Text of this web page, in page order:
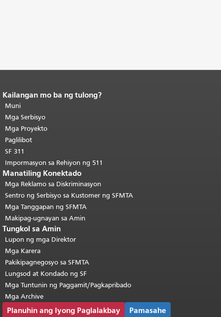
Katapusan ng nilalaman ng
pahina.
pahinang ito ay nauulit sa bawat
pahina.Bumalik sa tuktok ng
pangunahing nilalaman
Kailangan mo ba ng tulong?
Muni
Mga Serbisyo
Mga Proyekto
Paglilibot
SF 311
Impormasyon sa Rehiyon ng 511
Manatiling Konektado
Mga Reklamo sa Diskriminasyon
Sentro ng Serbisyo sa Kustomer ng SFMTA
Mga Tanggapan ng SFMTA
Makipag-ugnayan sa Amin
Tungkol sa Amin
Lupon ng mga Direktor
Mga Karera
Pakikipagnegosyo sa SFMTA
Lungsod at Kondado ng SF
Mga Tuntunin ng Paggamit/Pagkapribado
Mga Archive
Planuhin ang Iyong Paglalakbay Pamasahe